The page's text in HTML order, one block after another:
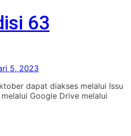
63
5, 2023
dapat diakses melalui Issu
Google Drive melalui